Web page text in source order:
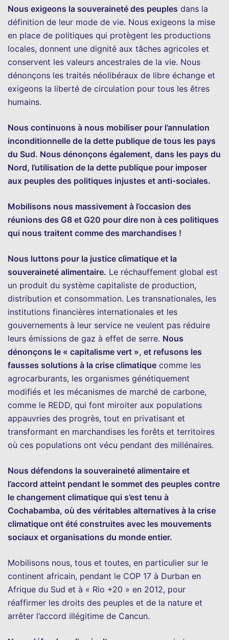
Nous exigeons la souveraineté des peuples dans la
définition de leur mode de vie. Nous exigeons la mise
en place de politiques qui protègent les productions
locales, donnent une dignité aux tâches agricoles et
conservent les valeurs ancestrales de la vie. Nous
dénonçons les traités néolibéraux de libre échange et
exigeons la liberté de circulation pour tous les êtres
humains.
Nous continuons à nous mobiliser pour l’annulation
inconditionnelle de la dette publique de tous les pays
du Sud. Nous dénonçons également, dans les pays du
Nord, l’utilisation de la dette publique pour imposer
aux peuples des politiques injustes et anti-sociales.
Mobilisons nous massivement à l’occasion des
réunions des G8 et G20 pour dire non à ces politiques
qui nous traitent comme des marchandises !
Nous luttons pour la justice climatique et la
souveraineté alimentaire. Le réchauffement global est
un produit du système capitaliste de production,
distribution et consommation. Les transnationales, les
institutions financières internationales et les
gouvernements à leur service ne veulent pas réduire
leurs émissions de gaz à effet de serre. Nous
dénonçons le « capitalisme vert », et refusons les
fausses solutions à la crise climatique comme les
agrocarburants, les organismes génétiquement
modifiés et les mécanismes de marché de carbone,
comme le REDD, qui font miroiter aux populations
appauvries des progrès, tout en privatisant et
transformant en marchandises les forêts et territoires
où ces populations ont vécu pendant des millénaires.
Nous défendons la souveraineté alimentaire et
l’accord atteint pendant le sommet des peuples contre
le changement climatique qui s’est tenu à
Cochabamba, où des véritables alternatives à la crise
climatique ont été construites avec les mouvements
sociaux et organisations du monde entier.
Mobilisons nous, tous et toutes, en particulier sur le
continent africain, pendant le COP 17 à Durban en
Afrique du Sud et à « Rio +20 » en 2012, pour
réaffirmer les droits des peuples et de la nature et
arrêter l’accord illégitime de Cancun.